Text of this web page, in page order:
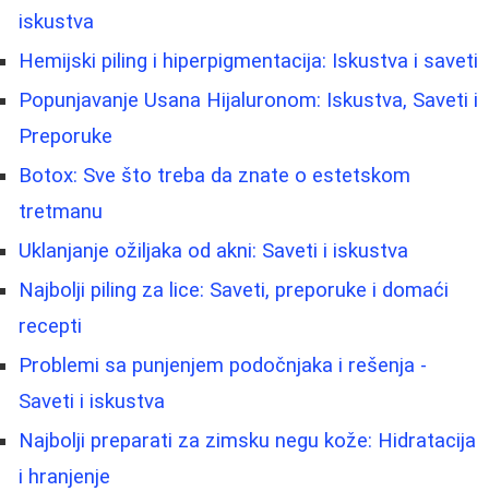
iskustva
Hemijski piling i hiperpigmentacija: Iskustva i saveti
Popunjavanje Usana Hijaluronom: Iskustva, Saveti i
Preporuke
Botox: Sve što treba da znate o estetskom
tretmanu
Uklanjanje ožiljaka od akni: Saveti i iskustva
Najbolji piling za lice: Saveti, preporuke i domaći
recepti
Problemi sa punjenjem podočnjaka i rešenja -
Saveti i iskustva
Najbolji preparati za zimsku negu kože: Hidratacija
i hranjenje